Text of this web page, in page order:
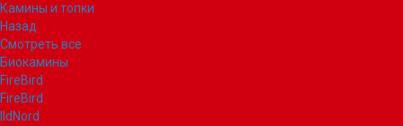
Камины и топки
Назад
Смотреть все
Биокамины
FireBird
FireBird
IldNord